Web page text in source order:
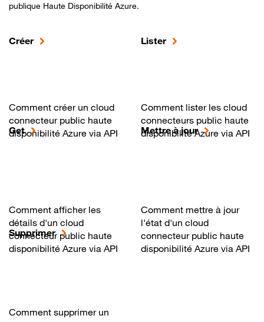
publique Haute Disponibilité Azure.
Créer
Comment créer un cloud
connecteur public haute
disponibilité Azure via API
Lister
Comment lister les cloud
connecteurs public haute
disponibilité Azure via API
Get
Comment afficher les
détails d'un cloud
connecteur public haute
disponibilité Azure via API
Mettre à jour
Comment mettre à jour
l'état d'un cloud
connecteur public haute
disponibilité Azure via API
Supprimer
Comment supprimer un